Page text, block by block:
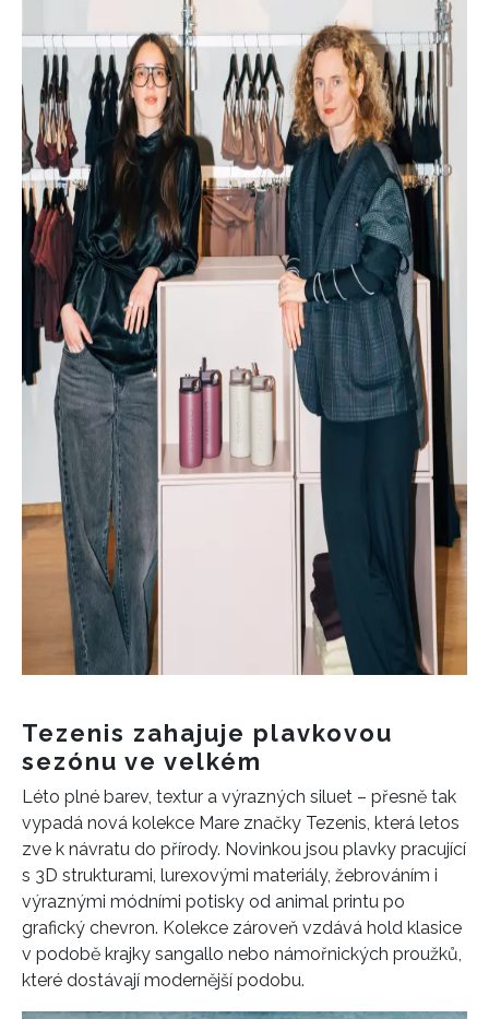
Tezenis zahajuje plavkovou
sezónu ve velkém
Léto plné barev, textur a výrazných siluet – přesně tak
vypadá nová kolekce Mare značky Tezenis, která letos
zve k návratu do přírody. Novinkou jsou plavky pracující
s 3D strukturami, lurexovými materiály, žebrováním i
výraznými módními potisky od animal printu po
grafický chevron. Kolekce zároveň vzdává hold klasice
v podobě krajky sangallo nebo námořnických proužků,
které dostávají modernější podobu.